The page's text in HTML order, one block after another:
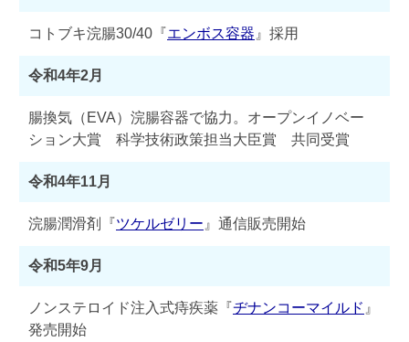
コトブキ浣腸30/40『エンボス容器 』採用
令和4年2月
腸換気（EVA）浣腸容器で協力。オープンイノベー
ション大賞 科学技術政策担当大臣賞 共同受賞
令和4年11月
浣腸潤滑剤『ツケルゼリー 』通信販売開始
令和5年9月
ノンステロイド注入式痔疾薬『ヂナンコーマイルド 』
発売開始